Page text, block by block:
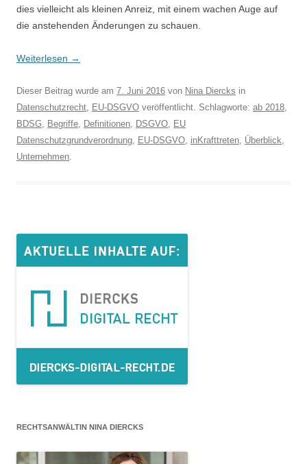
dies vielleicht als kleinen Anreiz, mit einem wachen Auge auf
die anstehenden Änderungen zu schauen.
Weiterlesen →
Dieser Beitrag wurde am 7. Juni 2016 von Nina Diercks in
Datenschutzrecht, EU-DSGVO veröffentlicht. Schlagworte: ab 2018,
BDSG, Begriffe, Definitionen, DSGVO, EU
Datenschutzgrundverordnung, EU-DSGVO, inKrafttreten, Überblick,
Unternehmen.
RECHTSANWÄLTIN NINA DIERCKS